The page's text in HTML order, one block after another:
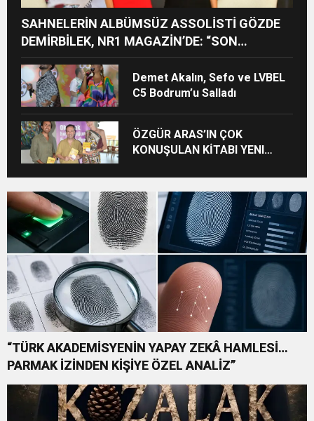
SAHNELERİN ALBÜMSÜZ ASSOLİSTİ GÖZDE
DEMİRBİLEK, NR1 MAGAZİN’DE: “SON
ASSOLİST OLARAK VAR OLACAĞIM!”
Demet Akalın, Sefo ve LVBEL
C5 Bodrum’u Salladı
ÖZGÜR ARAS’IN ÇOK
KONUŞULAN KİTABI YENI
COLLECTION BODRUM’DA
KUTLADI
“TÜRK AKADEMİSYENİN YAPAY ZEKÂ HAMLESİ…
PARMAK İZİNDEN KİŞİYE ÖZEL ANALİZ”